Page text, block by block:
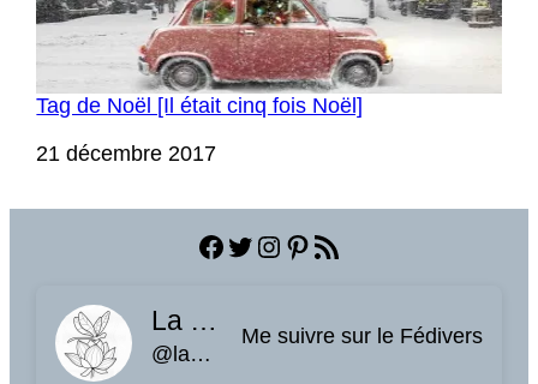
Tag de Noël [Il était cinq fois Noël]
Date
21 décembre 2017
Facebook
Twitter
Instagram
Pinterest
Flux RSS
La planque à libellules
@laplanquealibellules.fr@www.laplanquealibellules.fr
Me suivre sur le Fédivers